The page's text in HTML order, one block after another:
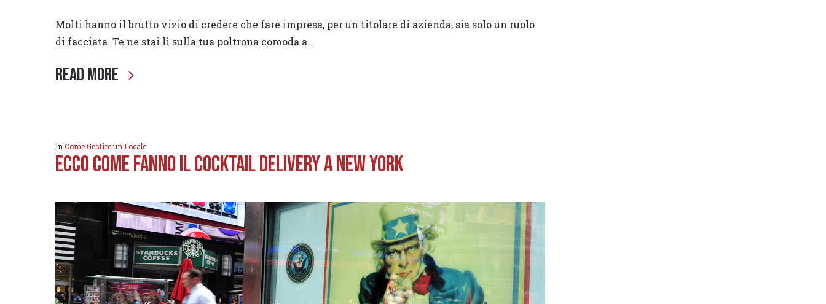
Molti hanno il brutto vizio di credere che fare impresa, per un titolare di azienda, sia solo un ruolo
di facciata. Te ne stai lì sulla tua poltrona comoda a…
Read More
In Come Gestire un Locale
Ecco come fanno il Cocktail Delivery a New York